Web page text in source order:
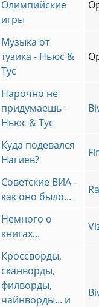
Олимпийские
игры
Музыка от
тузика - Ньюс &
Тус
Нарочно не
придумаешь -
Ньюс & Тус
Куда подевался
Нагиев?
Советские ВИА -
как оно было...
Немного о
книгах...
Кроссворды,
сканворды,
филворды,
чайнворды... и